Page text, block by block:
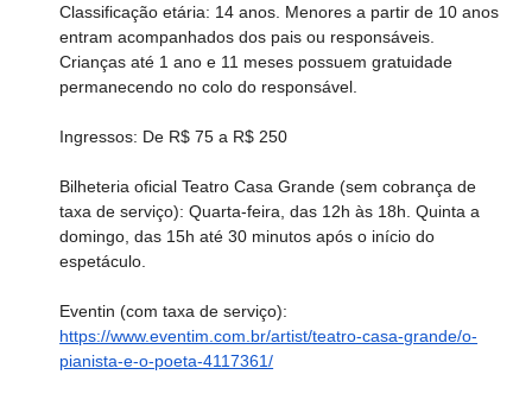
Classificação etária: 14 anos. Menores a partir de 10 anos
entram acompanhados dos pais ou responsáveis.
Crianças até 1 ano e 11 meses possuem gratuidade
permanecendo no colo do responsável.
Ingressos: De R$ 75 a R$ 250
Bilheteria oficial Teatro Casa Grande (sem cobrança de
taxa de serviço): Quarta-feira, das 12h às 18h. Quinta a
domingo, das 15h até 30 minutos após o início do
espetáculo.
Eventin (com taxa de serviço):
https://www.eventim.com.br/artist/teatro-casa-grande/o-
pianista-e-o-poeta-4117361/